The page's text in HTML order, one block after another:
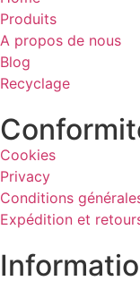
Produits
A propos de nous
Blog
Recyclage
Cookies
Privacy
Conditions
Expédition et